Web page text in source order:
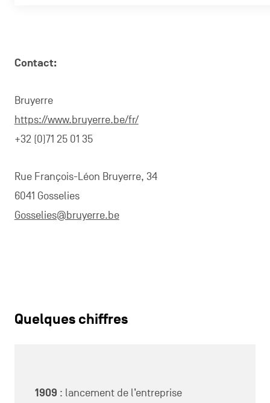
Contact:
Bruyerre
https://www.bruyerre.be/fr/
+32 (0)71 25 01 35
Rue François-Léon Bruyerre, 34
6041 Gosselies
Gosselies@bruyerre.be
Quelques chiffres
1909 : lancement de l’entreprise